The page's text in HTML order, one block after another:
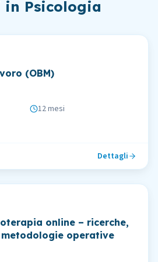
in Psicologia
(OBM)
12 mesi
Dettagli
online – ricerche,
operative